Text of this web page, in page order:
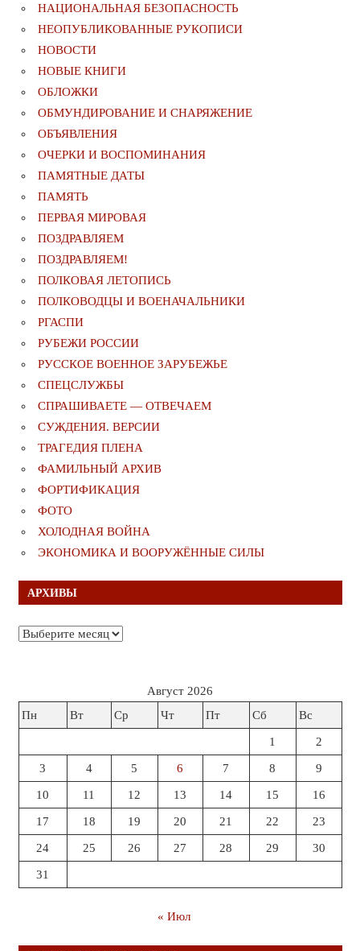
НАЦИОНАЛЬНАЯ БЕЗОПАСНОСТЬ
НЕОПУБЛИКОВАННЫЕ РУКОПИСИ
НОВОСТИ
НОВЫЕ КНИГИ
ОБЛОЖКИ
ОБМУНДИРОВАНИЕ И СНАРЯЖЕНИЕ
ОБЪЯВЛЕНИЯ
ОЧЕРКИ И ВОСПОМИНАНИЯ
ПАМЯТНЫЕ ДАТЫ
ПАМЯТЬ
ПЕРВАЯ МИРОВАЯ
ПОЗДРАВЛЯЕМ
ПОЗДРАВЛЯЕМ!
ПОЛКОВАЯ ЛЕТОПИСЬ
ПОЛКОВОДЦЫ И ВОЕНАЧАЛЬНИКИ
РГАСПИ
РУБЕЖИ РОССИИ
РУССКОЕ ВОЕННОЕ ЗАРУБЕЖЬЕ
СПЕЦСЛУЖБЫ
СПРАШИВАЕТЕ — ОТВЕЧАЕМ
СУЖДЕНИЯ. ВЕРСИИ
ТРАГЕДИЯ ПЛЕНА
ФАМИЛЬНЫЙ АРХИВ
ФОРТИФИКАЦИЯ
ФОТО
ХОЛОДНАЯ ВОЙНА
ЭКОНОМИКА И ВООРУЖЁННЫЕ СИЛЫ
АРХИВЫ
Архивы
Август 2026
Пн
Вт Ср Чт Пт Сб Вс
1 2
3 4 5 6 7 8 9
10 11 12 13 14 15 16
17 18 19 20 21 22 23
24 25 26 27 28 29 30
31
« Июл